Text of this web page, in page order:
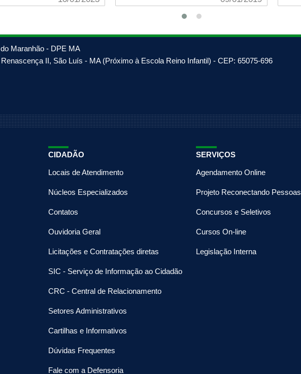
Maranhão - DPE MA
II, São Luís - MA (Próximo à Escola Reino Infantil) - CEP: 65075-696
CIDADÃO
Locais de Atendimento
Núcleos Especializados
Contatos
Ouvidoria Geral
Licitações e Contratações diretas
SIC - Serviço de Informação ao Cidadão
CRC - Central de Relacionamento
Setores Administrativos
Cartilhas e Informativos
Dúvidas Frequentes
Fale com a Defensoria
SERVIÇOS
Agendamento Online
Projeto Reconectando Pessoas
Concursos e Seletivos
Cursos On-line
Legislação Interna